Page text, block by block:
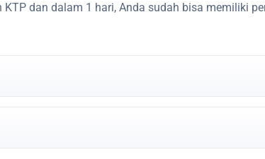
dan dalam 1 hari, Anda sudah bisa memiliki